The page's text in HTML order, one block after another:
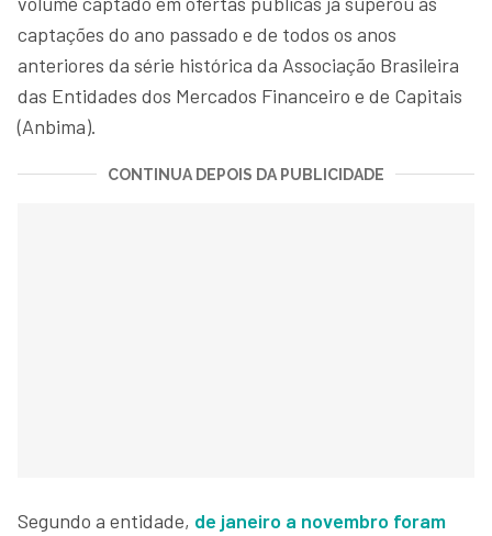
captações do ano passado e de todos os anos
anteriores da série histórica da Associação Brasileira
das Entidades dos Mercados Financeiro e de Capitais
(Anbima).
CONTINUA DEPOIS DA PUBLICIDADE
Segundo a entidade, de janeiro a novembro foram